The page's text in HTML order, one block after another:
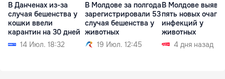
В Данченах из-за
случая бешенства у
кошки ввели
карантин на 30 дней
14 Июл. 18:32
В Молдове за полгода
зарегистрировали 53
случая бешенства у
животных
19 Июл. 12:45
В Молдове
пять новых очагов
инфекций у
животных
4 дня назад